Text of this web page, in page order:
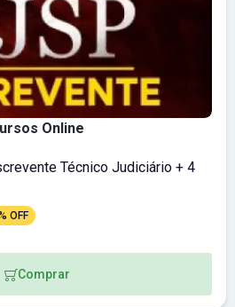
Online
Técnico Judiciário + 4
OFF
Comprar